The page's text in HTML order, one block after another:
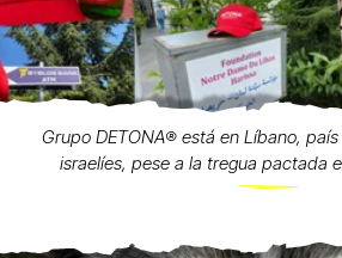
Grupo DETONA®️ está en Líbano,
israelíes, pese a la tregua pactada